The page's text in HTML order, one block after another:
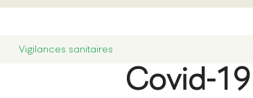
Vigilances sanitaires
Covid-